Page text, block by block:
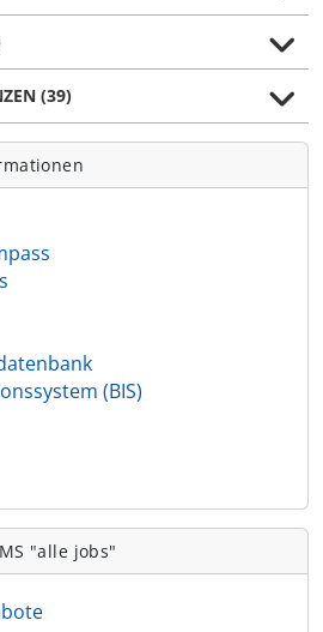
(39)
(BIS)
"alle jobs"